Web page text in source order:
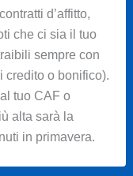
d’affitto,
che ci sia il tuo
sempre con
credito o bonifico).
tuo CAF o
alta sarà la
in primavera.